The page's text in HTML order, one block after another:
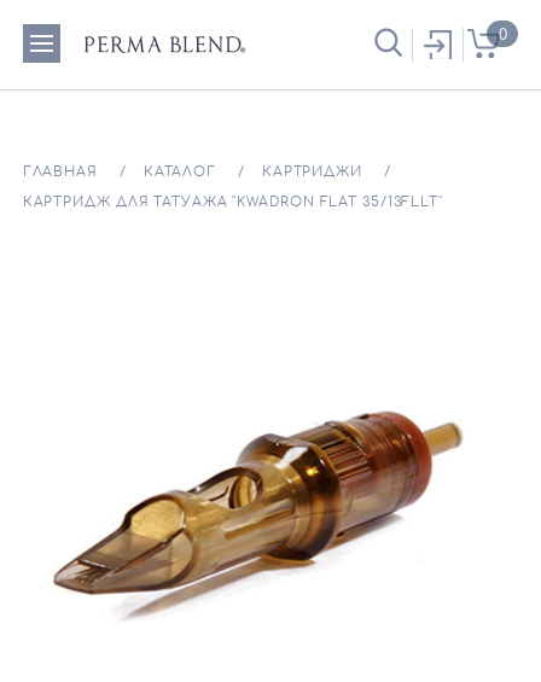
0
ГЛАВНАЯ КАТАЛОГ КАРТРИДЖИ
КАРТРИДЖ ДЛЯ ТАТУАЖА "KWADRON FLAT 35/13FLLT"